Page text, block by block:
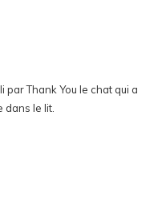
par Thank You le chat qui a
dans le lit.